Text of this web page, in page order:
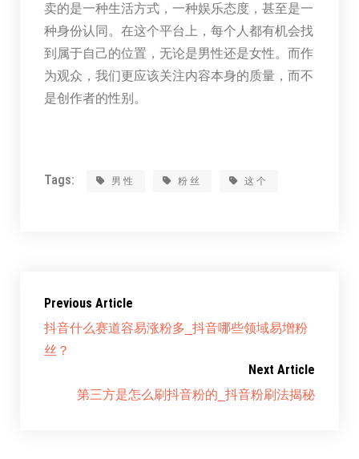
卖的是一种生活方式，一种娱乐态度，甚至是一
种身份认同。在这个平台上，每个人都有机会找
到属于自己的位置，无论是男性还是女性。而作
为观众，我们更应该关注内容本身的质量，而不
是创作者的性别。
Tags: 男性 粉丝 这个
Previous Article
抖音什么赛道容易涨粉多_抖音哪些领域易增粉
丝？
Next Article
第三方是怎么刷抖音粉的_抖音粉刷法揭秘